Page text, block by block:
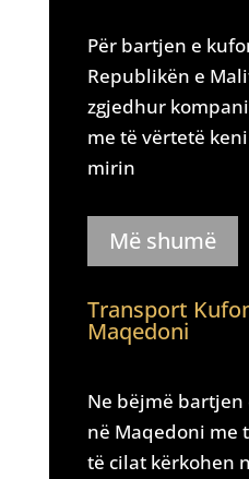
Për bartjen e
Republikën e
zgjedhur
me të vërtetë
mirin
Më shumë
Transport
Maqedoni
Ne bëjmë
në Maqedoni me
të cilat kërkohen